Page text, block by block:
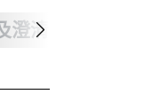
澄清